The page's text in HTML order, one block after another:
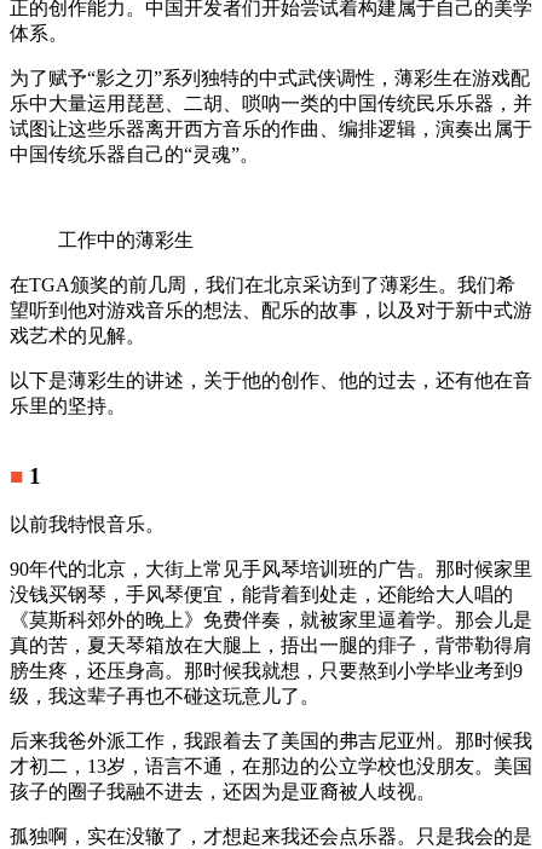
正的创作能力。中国开发者们开始尝试着构建属于自己的美学
体系。
为了赋予“影之刃”系列独特的中式武侠调性，薄彩生在游戏配
乐中大量运用琵琶、二胡、唢呐一类的中国传统民乐乐器，并
试图让这些乐器离开西方音乐的作曲、编排逻辑，演奏出属于
中国传统乐器自己的“灵魂”。
工作中的薄彩生
在TGA颁奖的前几周，我们在北京采访到了薄彩生。我们希
望听到他对游戏音乐的想法、配乐的故事，以及对于新中式游
戏艺术的见解。
以下是薄彩生的讲述，关于他的创作、他的过去，还有他在音
乐里的坚持。
■ 1
以前我特恨音乐。
90年代的北京，大街上常见手风琴培训班的广告。那时候家里
没钱买钢琴，手风琴便宜，能背着到处走，还能给大人唱的
《莫斯科郊外的晚上》免费伴奏，就被家里逼着学。那会儿是
真的苦，夏天琴箱放在大腿上，捂出一腿的痱子，背带勒得肩
膀生疼，还压身高。那时候我就想，只要熬到小学毕业考到9
级，我这辈子再也不碰这玩意儿了。
后来我爸外派工作，我跟着去了美国的弗吉尼亚州。那时候我
才初二，13岁，语言不通，在那边的公立学校也没朋友。美国
孩子的圈子我融不进去，还因为是亚裔被人歧视。
孤独啊，实在没辙了，才想起来我还会点乐器。只是我会的是